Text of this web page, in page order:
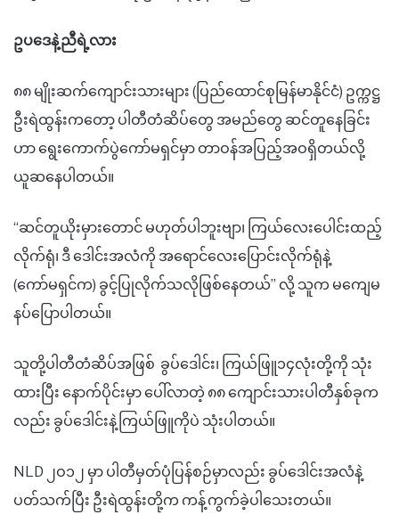
ဥပဒေနဲ့ညီရဲ့လား
၈၈ မျိုးဆက်ကျောင်းသားများ (ပြည်ထောင်စုမြန်မာနိုင်ငံ) ဥက္ကဋ္ဌ
ဦးရဲထွန်းကတော့ ပါတီတံဆိပ်တွေ အမည်တွေ ဆင်တူနေခြင်း
ဟာ ရွေးကောက်ပွဲကော်မရှင်မှာ တာဝန်အပြည့်အဝရှိတယ်လို့
ယူဆနေပါတယ်။
“ဆင်တူယိုးမှားတောင် မဟုတ်ပါဘူးဗျာ၊ ကြယ်လေးပေါင်းထည့်
လိုက်ရုံ၊ ဒီ ဒေါင်းအလံကို အရောင်လေးပြောင်းလိုက်ရုံနဲ့
(ကော်မရှင်က) ခွင့်ပြုလိုက်သလိုဖြစ်နေတယ်” လို့ သူက မကျေမ
နပ်ပြောပါတယ်။
သူတို့ပါတီတံဆိပ်အဖြစ် ခွပ်ဒေါင်း၊ ကြယ်ဖြူ၁၄လုံးတို့ကို သုံး
ထားပြီး နောက်ပိုင်းမှာ ပေါ်လာတဲ့ ၈၈ ကျောင်းသားပါတီနှစ်ခုက
လည်း ခွပ်ဒေါင်းနဲ့ကြယ်ဖြူကိုပဲ သုံးပါတယ်။
NLD ၂ဝ၁၂ မှာ ပါတီမှတ်ပုံပြန်စဉ်မှာလည်း ခွပ်ဒေါင်းအလံနဲ့
ပတ်သက်ပြီး ဦးရဲထွန်းတို့က ကန့်ကွက်ခဲ့ပါသေးတယ်။